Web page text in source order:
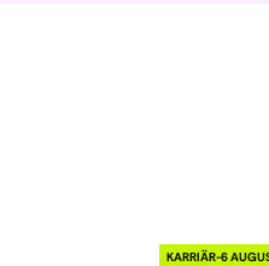
KARRIÄR 6